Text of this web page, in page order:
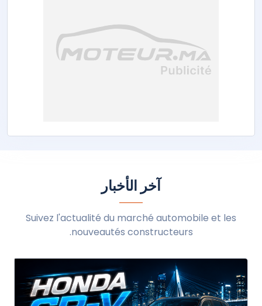
آخر الأخبار
Suivez l'actualité du marché automobile et les
nouveautés constructeurs.